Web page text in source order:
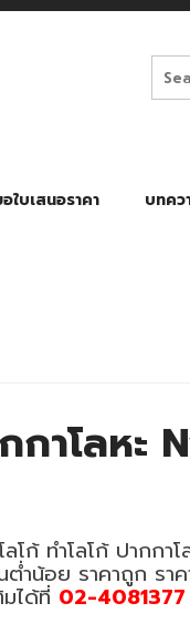
ใบเสนอราคา บทคว
กาโลหะ
ก้ ทำโลโก้ ปากกาโ
ำน้อย ราคาถูก ราค
ได้ที่ 02-4081377